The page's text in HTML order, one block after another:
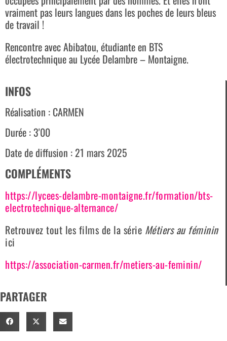
vraiment pas leurs langues dans les poches de leurs bleus
de travail !
Rencontre avec Abibatou, étudiante en BTS
électrotechnique au Lycée Delambre – Montaigne.
INFOS
Réalisation : CARMEN
Durée : 3'00
Date de diffusion : 21 mars 2025
COMPLÉMENTS
https://lycees-delambre-montaigne.fr/formation/bts-
electrotechnique-alternance/
Retrouvez tout les films de la série Métiers au féminin
ici
https://association-carmen.fr/metiers-au-feminin/
PARTAGER